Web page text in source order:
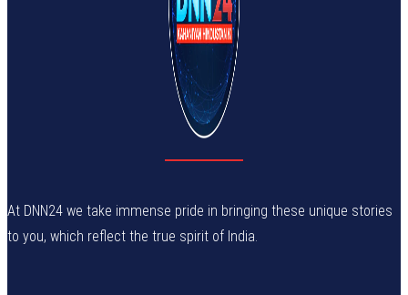
At DNN24 we take immense pride in bringing these unique stories
to you, which reflect the true spirit of India.